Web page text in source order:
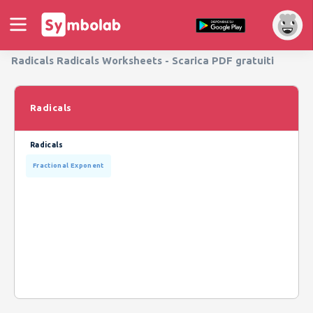
Radicals Radicals Worksheets - Scarica PDF gratuiti
Radicals
Radicals
Fractional Exponent